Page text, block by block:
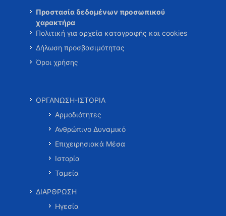
Προστασία δεδομένων προσωπικού
χαρακτήρα
Πολιτική για αρχεία καταγραφής και cookies
Δήλωση προσβασιμότητας
Όροι χρήσης
ΟΡΓΑΝΩΣΗ-ΙΣΤΟΡΙΑ
Αρμοδιότητες
Ανθρώπινο Δυναμικό
Επιχειρησιακά Μέσα
Ιστορία
Ταμεία
ΔΙΑΡΘΡΩΣΗ
Ηγεσία